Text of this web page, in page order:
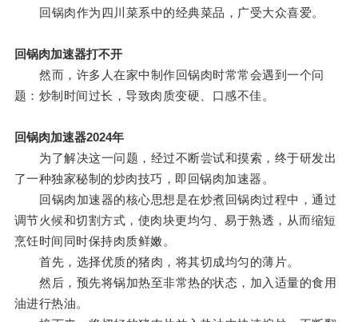
回锅肉作为四川菜系中的经典菜品，广受大众喜爱。
回锅肉加速器打不开
然而，许多人在家中制作回锅肉时常常会遇到一个问
题：炒制时间过长，导致肉质变硬、口感不佳。
回锅肉加速器2024年
为了解决这一问题，经过不断尝试和摸索，终于研发出
了一种独家秘制的炒肉技巧，即回锅肉加速器。
回锅肉加速器的核心思想是在炒煮回锅肉过程中，通过
调节火候和切割方式，使肉块更均匀、易于熟透，从而缩短
烹饪时间同时保持肉质鲜嫩。
首先，选择优质的猪肉，将其切成均匀的薄片。
然后，预先将锅加热至非常热的状态，加入适量的食用
油进行热油。